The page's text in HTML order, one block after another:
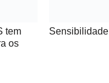
tem
os
Sensibilidade